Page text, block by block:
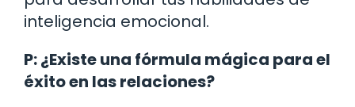
inteligencia emocional.
P: ¿Existe una fórmula mágica para el
éxito en las relaciones?